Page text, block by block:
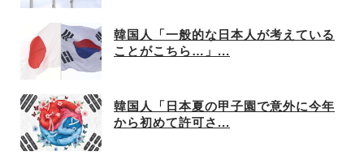
韓国人「一般的な日本人が考えている
ことがこちら…」...
韓国人「日本夏の甲子園で意外に今年
から初めて許可さ...